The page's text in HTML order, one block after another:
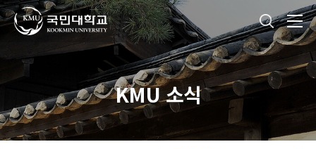
주메뉴 바로가기
본문내용 바로가기
푸터 바로가기
국민대학교
KMU 소식